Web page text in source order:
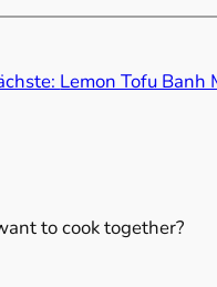
Lemon Tofu Banh
to cook together?